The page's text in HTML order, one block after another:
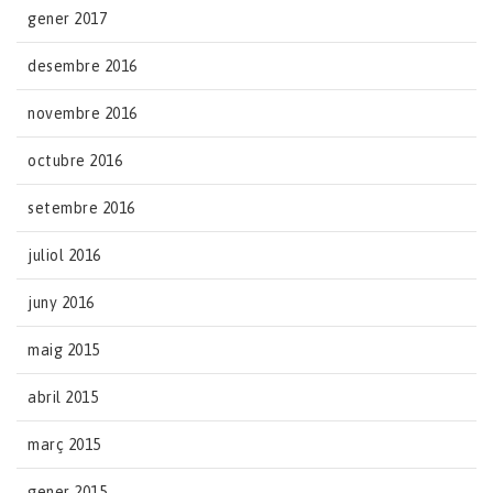
gener 2017
desembre 2016
novembre 2016
octubre 2016
setembre 2016
juliol 2016
juny 2016
maig 2015
abril 2015
març 2015